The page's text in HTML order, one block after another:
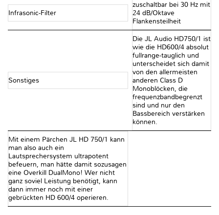
Infrasonic-Filter
zuschaltbar bei 30 Hz mit
24 dB/Oktave
Flankensteilheit
Sonstiges
Die JL Audio HD750/1 ist
wie die HD600/4 absolut
fullrange-tauglich und
unterscheidet sich damit
von den allermeisten
anderen Class D
Monoblöcken, die
frequenzbandbegrenzt
sind und nur den
Bassbereich verstärken
können.
Mit einem Pärchen JL HD 750/1 kann
man also auch ein
Lautsprechersystem ultrapotent
befeuern, man hätte damit sozusagen
eine Overkill DualMono! Wer nicht
ganz soviel Leistung benötigt, kann
dann immer noch mit einer
gebrückten HD 600/4 operieren.